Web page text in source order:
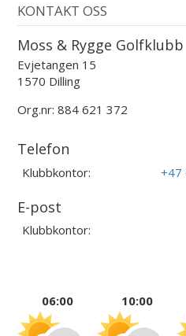
KONTAKT OSS
Moss & Rygge Golfklubb
Evjetangen 15
1570 Dilling
Org.nr: 884 621 372
Telefon
Klubbkontor: +47
E-post
Klubbkontor:
06:00 10:00